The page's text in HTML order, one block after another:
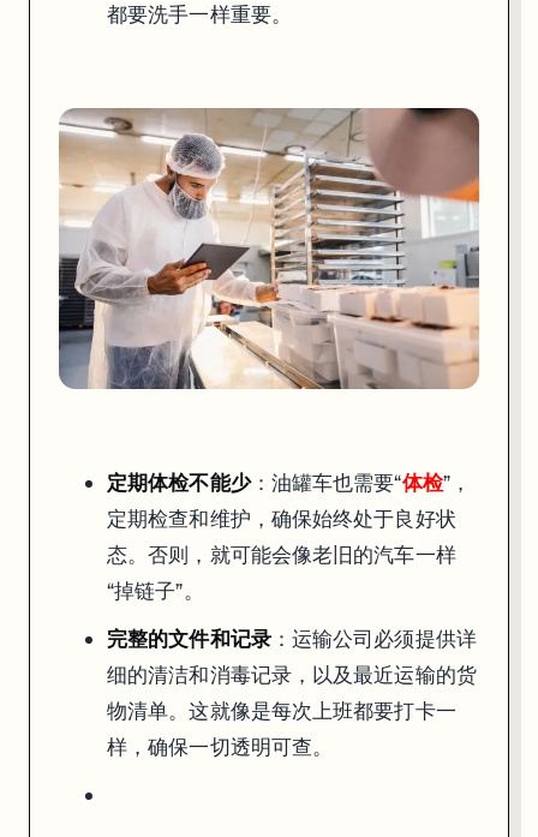
定期体检不能少：油罐车也需要“
澳洲的食品安全文化
在澳大利亚，食品安全不仅仅是政府的事，更是全民参与的行动。政府
都要洗手一样重要。
定期体检不能少：油罐车也需要“体检”，
定期检查和维护，确保始终处于良好状
态。否则，就可能会像老旧的汽车一样
“掉链子”。
完整的文件和记录：运输公司必须提供详
细的清洁和消毒记录，以及最近运输的货
物清单。这就像是每次上班都要打卡一
样，确保一切透明可查。